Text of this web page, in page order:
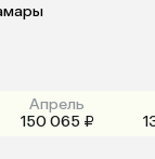
Апрель
150 065 ₽